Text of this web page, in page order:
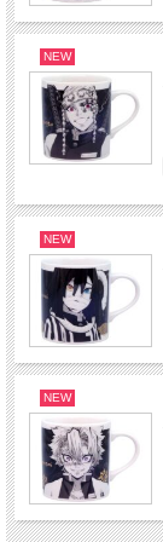
NEW
NEW
NEW